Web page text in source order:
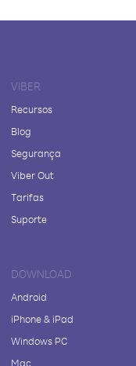
VIBER
Recursos
Blog
Segurança
Viber Out
Tarifas
Suporte
DOWNLOAD
Android
iPhone & iPad
Windows PC
Mac